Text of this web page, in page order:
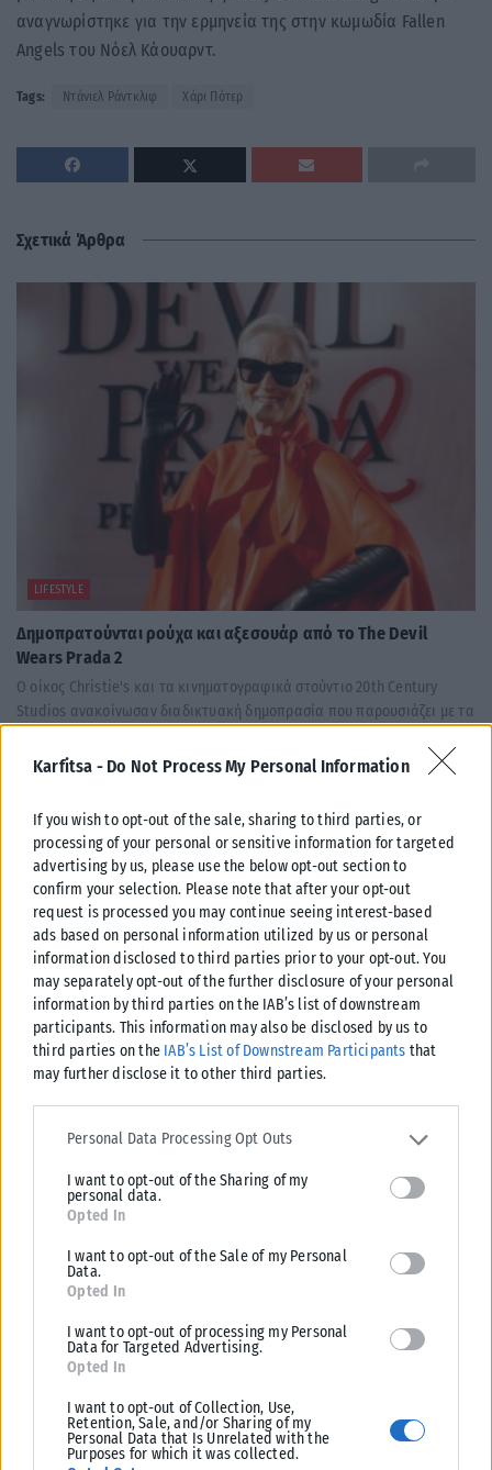
Karfitsa - Do Not Process My Personal Information
If you wish to opt-out of the sale, sharing to third parties, or
processing of your personal or sensitive information for targeted
advertising by us, please use the below opt-out section to
confirm your selection. Please note that after your opt-out
request is processed you may continue seeing interest-based
ads based on personal information utilized by us or personal
information disclosed to third parties prior to your opt-out. You
may separately opt-out of the further disclosure of your personal
information by third parties on the IAB’s list of downstream
participants. This information may also be disclosed by us to
third parties on the IAB’s List of Downstream Participants that
may further disclose it to other third parties.
Please note that this website/app uses one or more Google
services and may gather and store information including but not
deny consent to Google and its third-party tags to use your data
for below specified purposes in below Google consent section.
Personal Data Processing Opt Outs
I want to opt-out of the Sharing of my
personal data.
Opted In
I want to opt-out of the Sale of my Personal
Data.
Opted In
I want to opt-out of processing my Personal
Data for Targeted Advertising.
Opted In
I want to opt-out of Collection, Use,
Retention, Sale, and/or Sharing of my
Personal Data that Is Unrelated with the
Purposes for which it was collected.
αναγνωρίστηκε για την ερμηνεία της στην κωμωδία Fallen
Angels του Νόελ Κάουαρντ.
Tags: Ντάνιελ Ράντκλιφ Χάρι Πότερ
Σχετικά Άρθρα
LIFESTYLE
Δημοπρατούνται ρούχα και αξεσουάρ από το The Devil
Wears Prada 2
Ο οίκος Christie's και τα κινηματογραφικά στούντιο 20th Century
Studios ανακοίνωσαν διαδικτυακή δημοπρασία που παρουσιάζει με τα
ΑΝΑΡΤΉΘΗΚΕ ΑΠΌKARFITSANEWS 08/08/2026
ΖΏΔΙΑ
Tα 4 ζώδια θα έχουν βρει την αληθινή αγάπη μέχρι να
τελειώσει το καλοκαίρι
Αν οι τελευταίοι μήνες ήταν γεμάτοι απογοητεύσεις, χωρισμούς ή
φαίνεται πως...
ΑΝΑΡΤΉΘΗΚΕ ΑΠΌΕΛΕΆΝΑ ΖΑΜΠΆΡΑ